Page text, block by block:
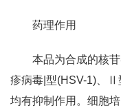
药理作用
本品为合成的核
疹病毒|型(HSV-1)、Ⅱ
均有抑制作用。细胞